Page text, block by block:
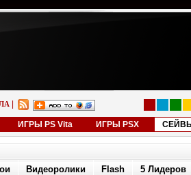
ИГРЫ PS Vita ИГРЫ PSX СЕЙВЫ
Видеоролики Flash 5 Лидеров